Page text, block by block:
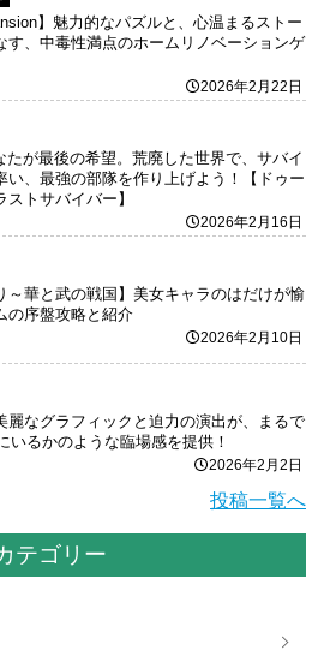
】魅力的なパズルと、心温まるストー
す、中毒性満点のホームリノベーションゲ
2026年2月22日
たが最後の希望。荒廃した世界で、サバイ
い、最強の部隊を作り上げよう！【ドゥー
トサバイバー】
2026年2月16日
～華と武の戦国】美女キャラのはだけが愉
の序盤攻略と紹介
2026年2月10日
麗なグラフィックと迫力の演出が、まるで
いるかのような臨場感を提供！
2026年2月2日
投稿一覧へ
テゴリー